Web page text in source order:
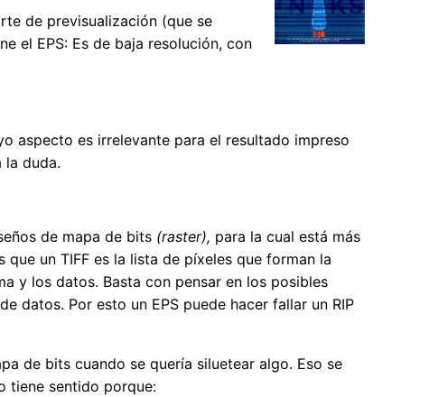
de previsualización (que se
el EPS: Es de baja resolución, con
aspecto es irrelevante para el resultado impreso
la duda.
de mapa de bits (raster), para la cual está más
un TIFF es la lista de píxeles que forman la
y los datos. Basta con pensar en los posibles
datos. Por esto un EPS puede hacer fallar un RIP
de bits cuando se quería siluetear algo. Eso se
tiene sentido porque: